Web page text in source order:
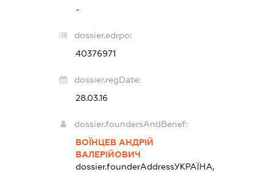
-
dossier.edrpo:
40376971
dossier.regDate:
28.03.16
dossier.foundersAndBenef:
ВОЇНЦЕВ АНДРІЙ
ВАЛЕРІЙОВИЧ
dossier.founderAddressУКРАЇНА,